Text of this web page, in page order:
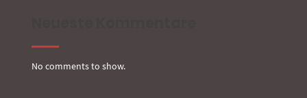
No comments to show.